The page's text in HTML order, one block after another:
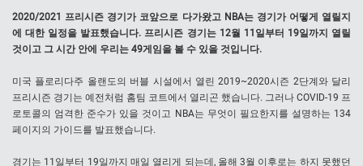
2020/2021 프리시즌 경기가 코앞으로 다가왔고 NBA는 경기가 어떻게 열릴지
에 대한 일정을 발표했습니다. 프리시즌 경기는 12월 11일부터 19일까지 열릴
것이고 그 시간 안에 우리는 49게임을 볼 수 있을 것입니다.
미국 플로리다주 올랜도의 버블 시설에서 열린 2019~2020시즌 2단계와 달리
프리시즌 경기는 예전처럼 홈팀 코트에서 열리곤 했습니다. 그러나 COVID-19 프
로토콜의 엄격한 준수가 있을 것이고 NBA는 무엇이 필요한지를 설명하는 134
페이지의 가이드를 발표했습니다.
경기는 11일부터 19일까지 매일 열리게 되는데, 올해 3월 이후로는 하지 못했던